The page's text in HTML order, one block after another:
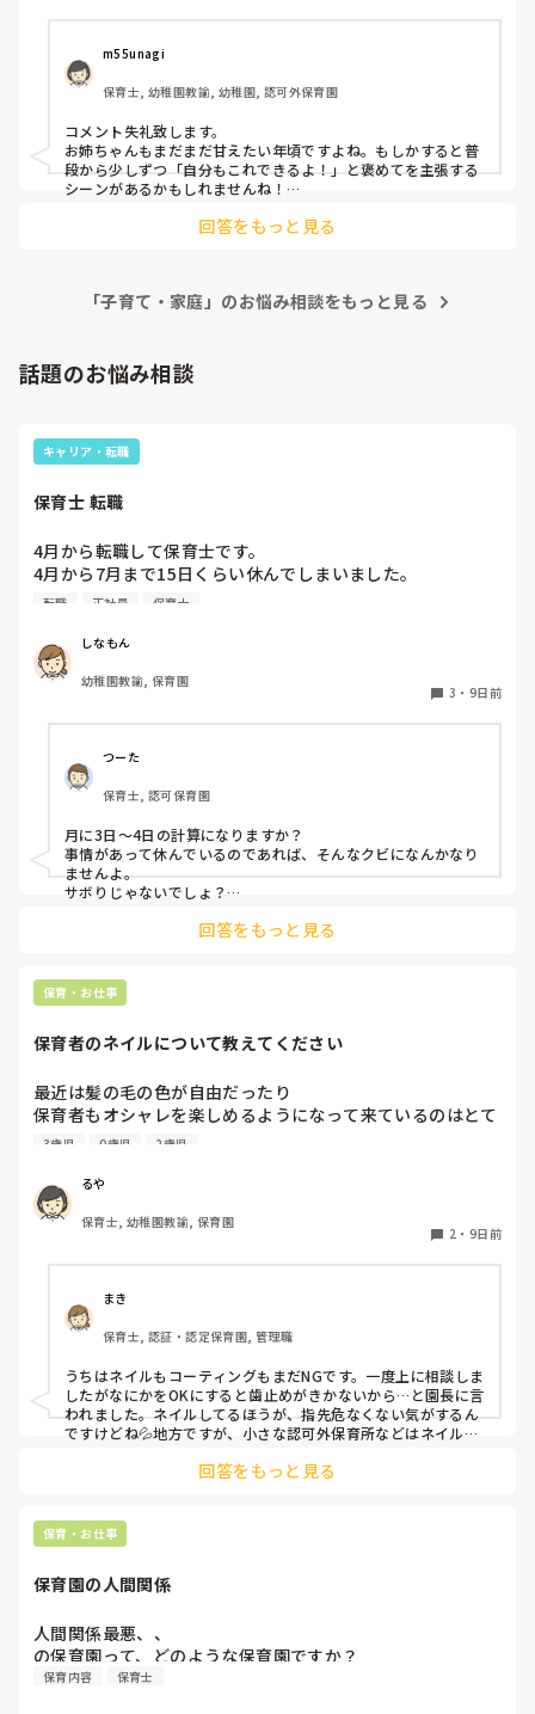
m55unagi
保育士, 幼稚園教諭, 幼稚園, 認可外保育園
コメント失礼致します。
お姉ちゃんもまだまだ甘えたい年頃ですよね。もしかすると普
段から少しずつ「自分もこれできるよ！」と褒めてを主張する
シーンがあるかもしれませんね！
方付けできるよ！すごいでしょ！みたいな😃)
食事だけの問題でしたら、一挙一動を大袈裟なくらい褒めるの
回答をもっと見る
「子育て・家庭」のお悩み相談をもっと見る
話題のお悩み相談
キャリア・転職
保育士 転職
4月から転職して保育士です。
4月から7月まで15日くらい休んでしまいました。
同じクラスの先生いるのですが、いい気しないと思います。
転職 正社員 保育士
しなもん
幼稚園教諭, 保育園
3 ・ 9日前
つーた
保育士, 認可保育園
月に3日〜4日の計算になりますか？
事情があって休んでいるのであれば、そんなクビになんかなり
ませんよ。
サボりじゃないでしょ？
同じクラスの先生が、もしも今後、いい気がしないと言葉にし
いいと思います。
からの振る舞いだと思いますよ。
も大事かと。
憶測で考えて妄想を広げないことです。
デマがいつのまにか事実のようになってしまうのは、人間の思
回答をもっと見る
保育・お仕事
保育者のネイルについて教えてください
最近は髪の毛の色が自由だったり
保育者もオシャレを楽しめるようになって来ているのはとて
も良いことだと思っているのですが、
今の園では一応まだNGにはなっているのですが、
爪が弱いからコーティングしていないと割れちゃう、とか
色々理由がありつつ地味目のネイルを暗黙の了解でしている
最近はプールがあったりと素足になることが多いのですが、
足は煌びやかなネイルになっています。笑
そもそもどうしてネイルがNGだったんだっけ？とだんだん
わからなくなって来ました笑
他の園ではどのような感じなのか教えていただけたら嬉しい
です。
3歳児 0歳児 2歳児
るや
保育士, 幼稚園教諭, 保育園
2 ・ 9日前
まき
保育士, 認証・認定保育園, 管理職
うちはネイルもコーティングもまだNGです。一度上に相談しま
したがなにかをOKにすると歯止めがきかないから…と園長に言
われました。ネイルしてるほうが、指先危なくない気がするん
ですけどね💦地方ですが、小さな認可外保育所などはネイル
回答をもっと見る
保育・お仕事
保育園の人間関係
人間関係最悪、、
の保育園って、どのような保育園ですか？
保育内容 保育士